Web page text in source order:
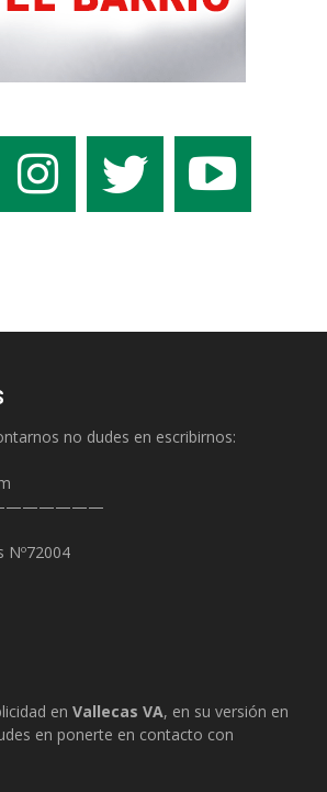
no dudes en escribirnos:
Nº72004
en Vallecas VA, en su versión en
en ponerte en contacto con